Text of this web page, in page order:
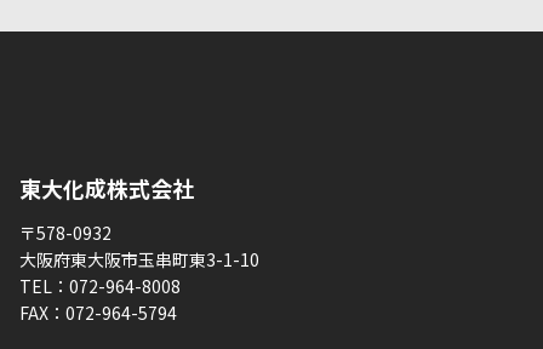
東大化成株式会社
〒578-0932
大阪府東大阪市玉串町東3-1-10
TEL： 072-964-8008
FAX： 072-964-5794